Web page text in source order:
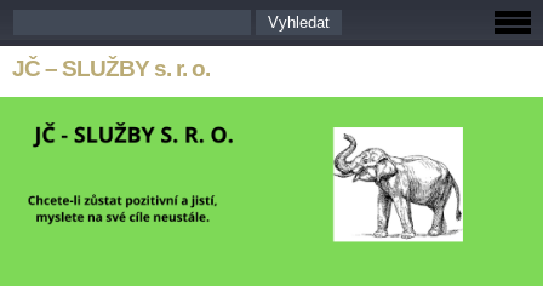
JČ – SLUŽBY s. r. o.